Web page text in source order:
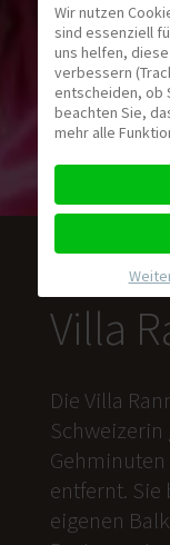
Villa
Die Villa
entfernt.
eigenen
Wir nutzen
sind essenziell
uns helfen,
verbessern
entscheiden, ob
beachten Sie,
mehr alle